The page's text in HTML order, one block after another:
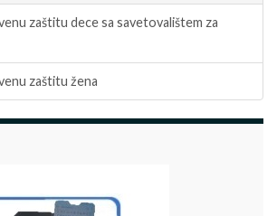
zaštitu dece sa savetovalištem za
zaštitu žena